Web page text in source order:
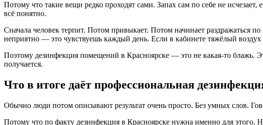
Потому что такие вещи редко проходят сами. Запах сам по себе не
всё понятно.
Сначала человек терпит. Потом привыкает. Потом начинает раздражаться
неприятно — это чувствуешь каждый день. Если в кабинете тяжёлый
Поэтому дезинфекция помещений в Красноярске — это не какая-то блажь.
получается.
Что в итоге даёт профессиональная
Обычно люди потом описывают результат очень просто. Без умных слов.
Потому что по факту дезинфекция в Красноярске нужна именно для этого.